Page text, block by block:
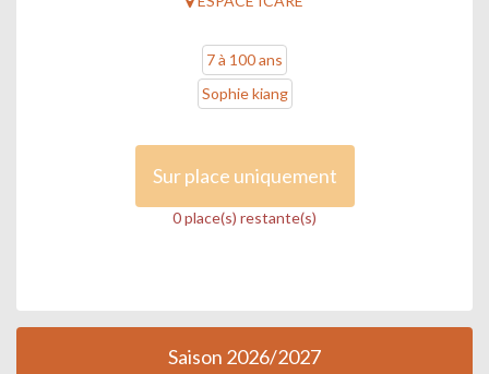
7 à 100 ans
Sophie kiang
Sur place uniquement
0 place(s) restante(s)
Saison 2026/2027